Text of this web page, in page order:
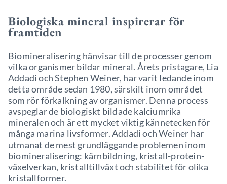
Biologiska mineral inspirerar för
framtiden
Biomineralisering hänvisar till de processer genom
vilka organismer bildar mineral. Årets pristagare, Lia
Addadi och Stephen Weiner, har varit ledande inom
detta område sedan 1980, särskilt inom området
som rör förkalkning av organismer. Denna process
avspeglar de biologiskt bildade kalciumrika
mineralen och är ett mycket viktig kännetecken för
många marina livsformer. Addadi och Weiner har
utmanat de mest grundläggande problemen inom
biomineralisering: kärnbildning, kristall-protein-
växelverkan, kristalltillväxt och stabilitet för olika
kristallformer.